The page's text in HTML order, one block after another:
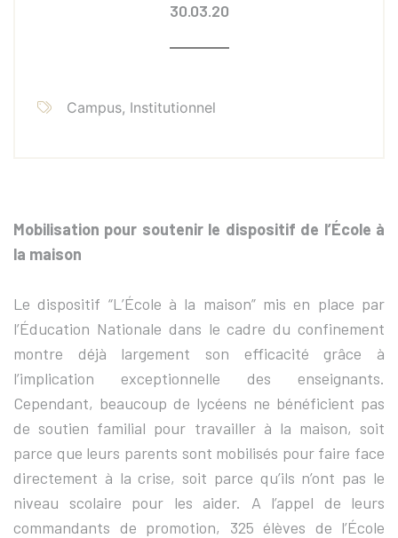
30.03.20
Campus, Institutionnel
Mobilisation pour soutenir le dispositif de l’École à
la maison
Le dispositif “L’École à la maison” mis en place par
l’Éducation Nationale dans le cadre du confinement
montre déjà largement son efficacité grâce à
l’implication exceptionnelle des enseignants.
Cependant, beaucoup de lycéens ne bénéficient pas
de soutien familial pour travailler à la maison, soit
parce que leurs parents sont mobilisés pour faire face
directement à la crise, soit parce qu’ils n’ont pas le
niveau scolaire pour les aider. A l’appel de leurs
commandants de promotion, 325 élèves de l’École